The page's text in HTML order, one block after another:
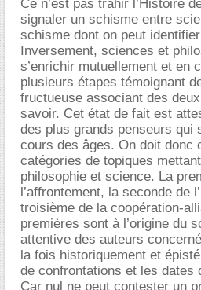
Ce n’est pas trahir l’Histoire
signaler un schisme entre
schisme dont on peut
Inversement, sciences et
s’enrichir mutuellement et en
plusieurs étapes témoignant
fructueuse associant des
savoir. Cet état de fait est
des plus grands penseurs qui
cours des âges. On doit donc
catégories de topiques
philosophie et science. La
l’affrontement, la seconde de
troisième de la coopération-
premières sont à l’origine du
attentive des auteurs
la fois historiquement et
de confrontations et les dates
Car nul ne peut contester un